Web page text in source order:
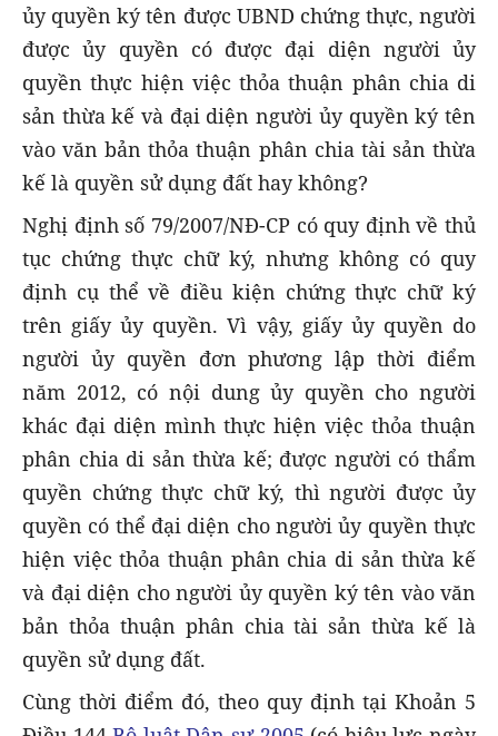
ủy quyền ký tên được UBND chứng thực, người
được ủy quyền có được đại diện người ủy
quyền thực hiện việc thỏa thuận phân chia di
sản thừa kế và đại diện người ủy quyền ký tên
vào văn bản thỏa thuận phân chia tài sản thừa
kế là quyền sử dụng đất hay không?
Nghị định số 79/2007/NĐ-CP có quy định về thủ
tục chứng thực chữ ký, nhưng không có quy
định cụ thể về điều kiện chứng thực chữ ký
trên giấy ủy quyền. Vì vậy, giấy ủy quyền do
người ủy quyền đơn phương lập thời điểm
năm 2012, có nội dung ủy quyền cho người
khác đại diện mình thực hiện việc thỏa thuận
phân chia di sản thừa kế; được người có thẩm
quyền chứng thực chữ ký, thì người được ủy
quyền có thể đại diện cho người ủy quyền thực
hiện việc thỏa thuận phân chia di sản thừa kế
và đại diện cho người ủy quyền ký tên vào văn
bản thỏa thuận phân chia tài sản thừa kế là
quyền sử dụng đất.
Cùng thời điểm đó, theo quy định tại Khoản 5